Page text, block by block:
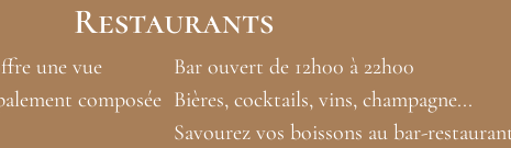
Restaurants
une vue
composée
Bar ouvert de 12h00 à 22h00
Bières, cocktails, vins, champagne...
Savourez vos boissons au bar-